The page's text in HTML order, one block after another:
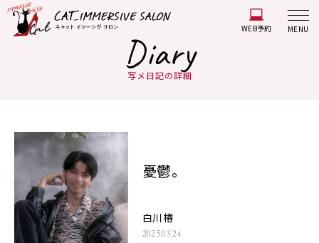
WEB予約 MENU
Diary
写メ日記の詳細
憂鬱。
白川椿
2025.03.24